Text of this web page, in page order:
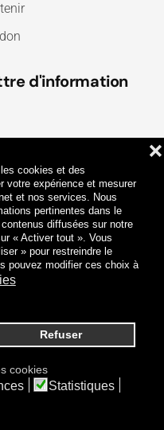
cookies et des
votre expérience et mesurer
et nos services. Nous
pertinentes dans le
diffusées sur notre
« Activer tout ». Vous
» pour restreindre le
pouvez modifier ces choix à
Refuser
❌
cookies
Statistiques
d'information
et conditionset la
droits réservés.